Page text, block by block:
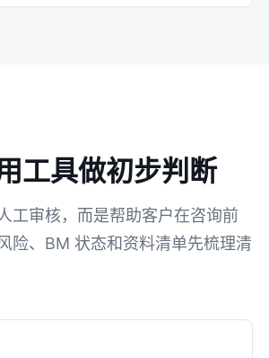
工具做初步判断
工审核，而是帮助客户在咨询前
险、BM 状态和资料清单先梳理清